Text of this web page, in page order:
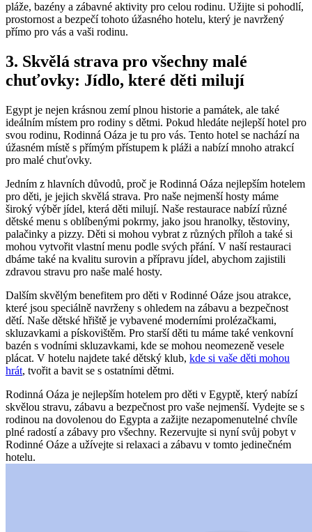
pláže, bazény a zábavné aktivity pro celou rodinu. Užijte si pohodlí,
prostornost a bezpečí tohoto úžasného hotelu, který je navržený
přímo pro vás a vaši rodinu.
3. Skvělá strava pro všechny malé
chuťovky: Jídlo, které děti milují
Egypt je nejen krásnou zemí plnou historie a památek, ale také
ideálním místem pro rodiny s dětmi. Pokud hledáte nejlepší hotel pro
svou rodinu, Rodinná Oáza je tu pro vás. Tento hotel se nachází na
úžasném místě s přímým přístupem k pláži a nabízí mnoho atrakcí
pro malé chuťovky.
Jedním z hlavních důvodů, proč je Rodinná Oáza nejlepším hotelem
pro děti, je jejich skvělá strava. Pro naše nejmenší hosty máme
široký výběr jídel, která děti milují. Naše restaurace nabízí různé
dětské menu s oblíbenými pokrmy, jako jsou hranolky, těstoviny,
palačinky a pizzy. Děti si mohou vybrat z různých příloh a také si
mohou vytvořit vlastní menu podle svých přání. V naší restauraci
dbáme také na kvalitu surovin a přípravu jídel, abychom zajistili
zdravou stravu pro naše malé hosty.
Dalším skvělým benefitem pro děti v Rodinné Oáze jsou atrakce,
které jsou speciálně navrženy s ohledem na zábavu a bezpečnost
dětí. Naše dětské hřiště je vybavené moderními prolézačkami,
skluzavkami a pískovištěm. Pro starší děti tu máme také venkovní
bazén s vodními skluzavkami, kde se mohou neomezeně vesele
plácat. V hotelu najdete také dětský klub, kde si vaše děti mohou
hrát, tvořit a bavit se s ostatními dětmi.
Rodinná Oáza je nejlepším hotelem pro děti v Egyptě, který nabízí
skvělou stravu, zábavu a bezpečnost pro vaše nejmenší. Vydejte se s
rodinou na dovolenou do Egypta a zažijte nezapomenutelné chvíle
plné radostí a zábavy pro všechny. Rezervujte si nyní svůj pobyt v
Rodinné Oáze a užívejte si relaxaci a zábavu v tomto jedinečném
hotelu.